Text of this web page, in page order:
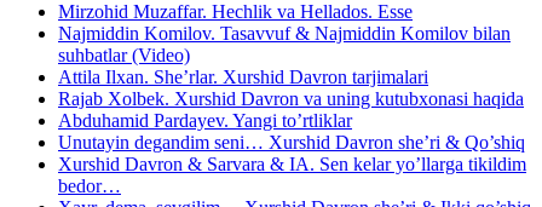
Mirzohid Muzaffar. Hechlik va Hellados. Esse
Najmiddin Komilov. Tasavvuf & Najmiddin Komilov bilan
suhbatlar (Video)
Attila Ilxan. She’rlar. Xurshid Davron tarjimalari
Rajab Xolbek. Xurshid Davron va uning kutubxonasi haqida
Abduhamid Pardayev. Yangi to’rtliklar
Unutayin degandim seni… Xurshid Davron she’ri & Qo’shiq
Xurshid Davron & Sarvara & IA. Sen kelar yo’llarga tikildim
bedor…